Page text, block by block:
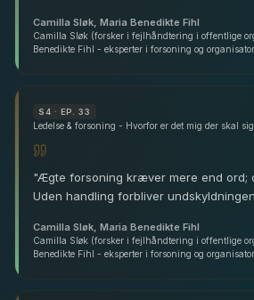
Camilla Sløk, Maria Benedikte Fihl
Camilla Sløk (forsker i fejlhåndtering i offentlige
Benedikte Fihl - eksperter i forsoning og
S4 · EP. 33
"Ægte forsoning kræver mere end ord;
Uden handling forbliver
Camilla Sløk, Maria Benedikte Fihl
Camilla Sløk (forsker i fejlhåndtering i offentlige
Benedikte Fihl - eksperter i forsoning og